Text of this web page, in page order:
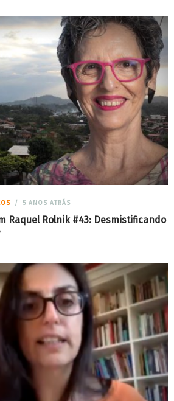
5 ANOS ATRÁS
Raquel Rolnik #43: Desmistificando